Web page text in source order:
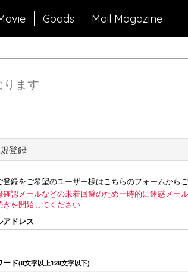
Goods Mail Magazine
ます
登録
登録をご希望のユーザー様はこちらのフォームからご
確認メールなどの未着回避のため一時的に迷惑メー
きを開始してください
アドレス
ード(8文字以上128文字以下)